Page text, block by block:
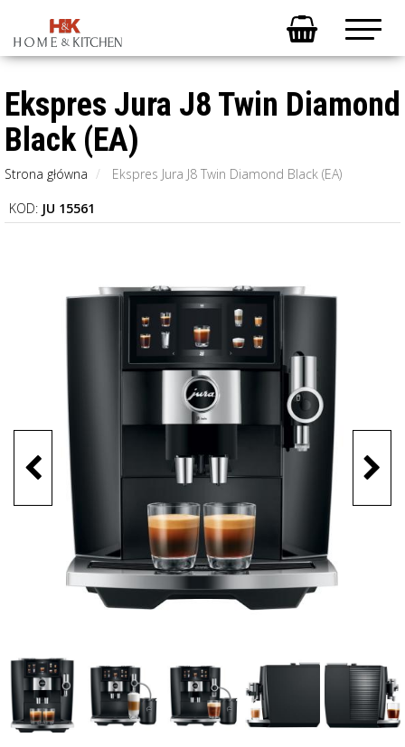
Ekspres Jura J8 Twin Diamond
Black (EA)
Strona główna
Ekspres Jura J8 Twin Diamond Black (EA)
KOD: JU 15561